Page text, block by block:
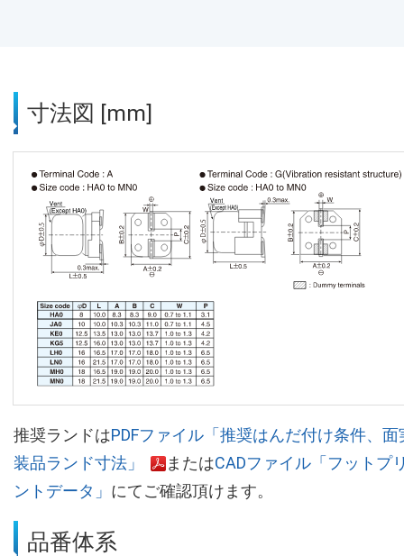
寸法図 [mm]
推奨ランドはPDFファイル「推奨はんだ付け条件、面
装品ランド寸法」
またはCADファイル「フットプ
ントデータ」 にてご確認頂けます。
品番体系